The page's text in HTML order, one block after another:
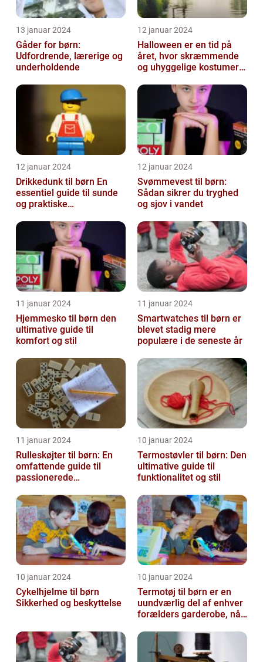
13 januar 2024
Gåder for børn:
Udfordrende, lærerige og
underholdende
12 januar 2024
Halloween er en tid på
året, hvor skræmmende
og uhyggelige kostumer
12 januar 2024
Drikkedunk til børn En
essentiel guide til sunde
og praktiske
12 januar 2024
Svømmevest til børn:
Sådan sikrer du tryghed
og sjov i vandet
11 januar 2024
Hjemmesko til børn den
ultimative guide til
komfort og stil
11 januar 2024
Smartwatches til børn er
blevet stadig mere
populære i de seneste år
11 januar 2024
Rulleskøjter til børn: En
omfattende guide til
passionerede
10 januar 2024
Termostøvler til børn: Den
ultimative guide til
funktionalitet og stil
10 januar 2024
Cykelhjelme til børn
Sikkerhed og beskyttelse
10 januar 2024
Termotøj til børn er en
uundværlig del af enhver
forælders garderobe, når
de...